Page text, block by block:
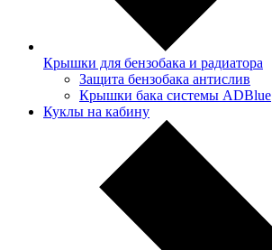
Крышки для бензобака и радиатора
Защита бензобака антислив
Крышки бака системы ADBlue
Куклы на кабину